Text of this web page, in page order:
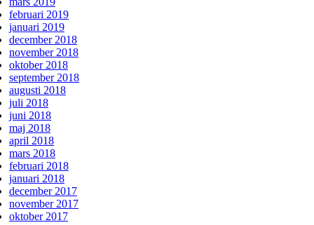
februari 2019
januari 2019
december 2018
november 2018
oktober 2018
september 2018
augusti 2018
juli 2018
juni 2018
maj 2018
april 2018
mars 2018
februari 2018
januari 2018
december 2017
november 2017
oktober 2017